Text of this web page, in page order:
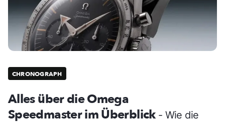
CHRONOGRAPH
Alles über die Omega
Speedmaster im Überblick - Wie die